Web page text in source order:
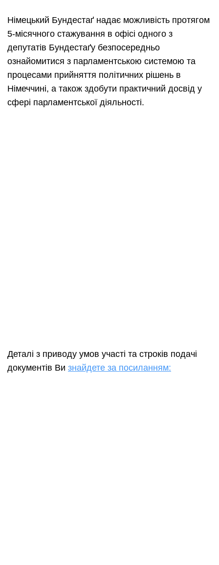
Німецький Бундестаґ надає можливість протягом
5-місячного стажування в офісі одного з
депутатів Бундестаґу безпосередньо
ознайомитися з парламентською системою та
процесами прийняття політичних рішень в
Німеччині, а також здобути практичний досвід у
сфері парламентської діяльності.
Деталі з приводу умов участі та строків подачі
документів Ви знайдете за посиланням: